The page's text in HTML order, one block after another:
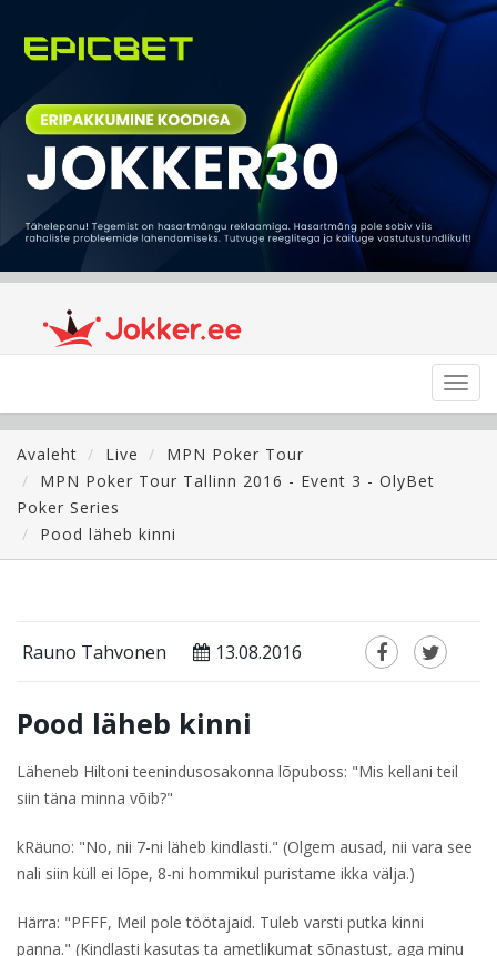
Avaleht
Live
MPN Poker Tour
MPN Poker Tour Tallinn 2016 - Event 3 - OlyBet
Poker Series
Pood läheb kinni
Rauno Tahvonen 13.08.2016
Pood läheb kinni
Läheneb Hiltoni teenindusosakonna lõpuboss: "Mis kellani teil
siin täna minna võib?"
kRäuno: "No, nii 7-ni läheb kindlasti." (Olgem ausad, nii vara see
nali siin küll ei lõpe, 8-ni hommikul puristame ikka välja.)
Härra: "PFFF, Meil pole töötajaid. Tuleb varsti putka kinni
panna." (Kindlasti kasutas ta ametlikumat sõnastust, aga minu